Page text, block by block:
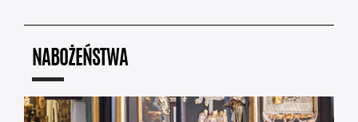
NABOŻEŃSTWA